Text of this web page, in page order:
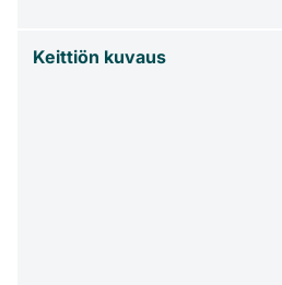
Keittiön kuvaus